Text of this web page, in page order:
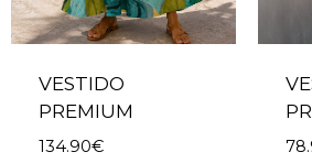
VESTIDO
PREMIUM
134.90€